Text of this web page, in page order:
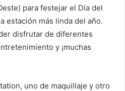
para festejar el Día del
estación más linda del año.
disfrutar de diferentes
y ¡muchas
uno de maquillaje y otro